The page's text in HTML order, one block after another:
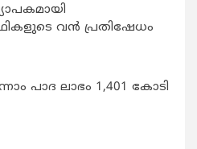
വന്‍ പ്രതിഷേധം
പാദ ലാഭം 1,401 കോടി